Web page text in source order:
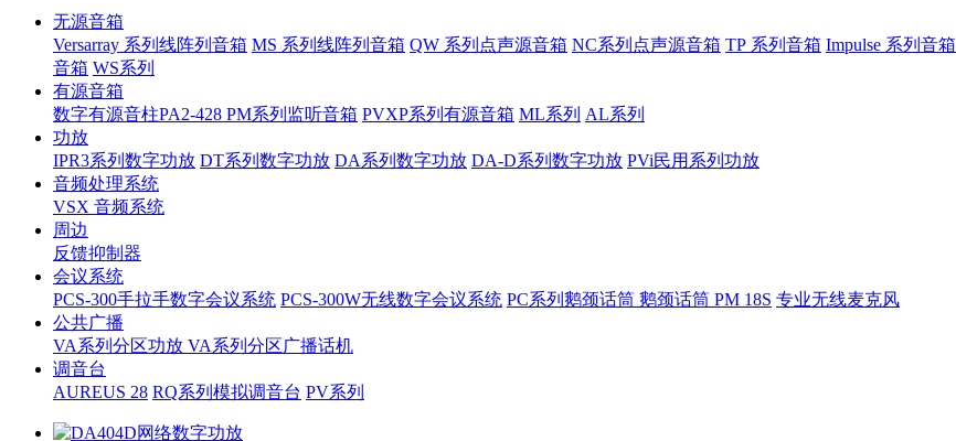
无源音箱
Versarray 系列线阵列音箱 MS 系列线阵列音箱 QW 系列点声源音箱 NC系列点声源音箱 TP 系列音箱 Impulse 系列音箱
音箱 WS系列
有源音箱
数字有源音柱PA2-428 PM系列监听音箱 PVXP系列有源音箱 ML系列 AL系列
功放
IPR3系列数字功放 DT系列数字功放 DA系列数字功放 DA-D系列数字功放 PVi民用系列功放
音频处理系统
VSX 音频系统
周边
反馈抑制器
会议系统
PCS-300手拉手数字会议系统 PCS-300W无线数字会议系统 PC系列鹅颈话筒 鹅颈话筒 PM 18S 专业无线麦克风
公共广播
VA系列分区功放 VA系列分区广播话机
调音台
AUREUS 28 RQ系列模拟调音台 PV系列